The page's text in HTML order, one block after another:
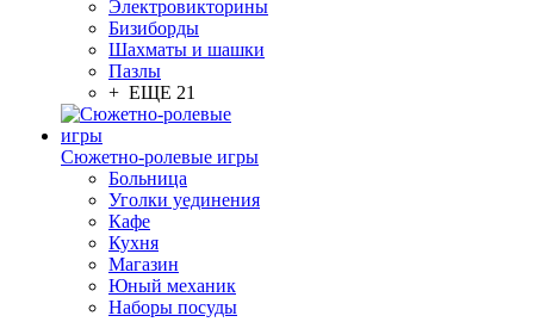
Электровикторины
Бизиборды
Шахматы и шашки
Пазлы
+ ЕЩЕ 21
Сюжетно-ролевые игры
Больница
Уголки уединения
Кафе
Кухня
Магазин
Юный механик
Наборы посуды